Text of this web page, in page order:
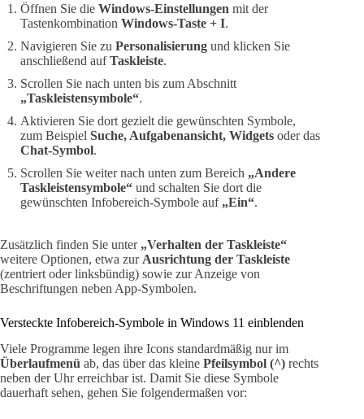
Öffnen Sie die Windows-Einstellungen mit der
Tastenkombination Windows-Taste + I.
Navigieren Sie zu Personalisierung und klicken Sie
anschließend aufTaskleiste.
Scrollen Sie nach unten bis zum Abschnitt
„Taskleistensymbole“.
Aktivieren Sie dort gezielt die gewünschten Symbole,
zum Beispiel Suche, Aufgabenansicht, Widgets oder das
Chat-Symbol.
Scrollen Sie weiter nach unten zum Bereich „Andere
Taskleistensymbole“ und schalten Sie dort die
gewünschten Infobereich-Symbole auf „Ein“.
Zusätzlich finden Sie unter „Verhalten der Taskleiste“
weitere Optionen, etwa zur Ausrichtung der Taskleiste
(zentriert oder linksbündig) sowie zur Anzeige von
Beschriftungen neben App-Symbolen.
Versteckte Infobereich-Symbole in Windows 11 einblenden
Viele Programme legen ihre Icons standardmäßig nur im
Überlaufmenü ab, das über das kleine Pfeilsymbol (^) rechts
neben der Uhr erreichbar ist. Damit Sie diese Symbole
dauerhaft sehen, gehen Sie folgendermaßen vor: